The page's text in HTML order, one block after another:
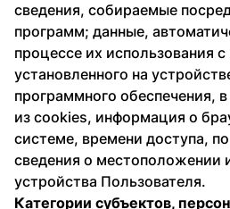
сведения, собираемые
программ; данные,
процессе их использования
установленного на
программного обеспечения,
из cookies, информация о
системе, времени доступа,
сведения о местоположении
устройства Пользователя.
Категории субъектов,